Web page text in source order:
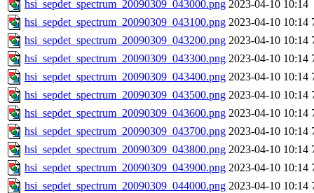
hsi_sepdet_spectrum_20090309_043000.png 2023-04-10 10:14
hsi_sepdet_spectrum_20090309_043100.png 2023-04-10 10:14
hsi_sepdet_spectrum_20090309_043200.png 2023-04-10 10:14
hsi_sepdet_spectrum_20090309_043300.png 2023-04-10 10:14
hsi_sepdet_spectrum_20090309_043400.png 2023-04-10 10:14
hsi_sepdet_spectrum_20090309_043500.png 2023-04-10 10:14
hsi_sepdet_spectrum_20090309_043600.png 2023-04-10 10:14
hsi_sepdet_spectrum_20090309_043700.png 2023-04-10 10:14
hsi_sepdet_spectrum_20090309_043800.png 2023-04-10 10:14
hsi_sepdet_spectrum_20090309_043900.png 2023-04-10 10:14
hsi_sepdet_spectrum_20090309_044000.png 2023-04-10 10:14